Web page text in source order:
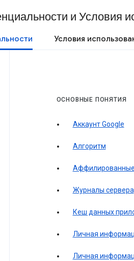
и Условия
Условия
ОСНОВНЫЕ ПОНЯТИЯ
Аккаунт Google
Алгоритм
Журналы сервера
Кеш данных
Личная
Личная